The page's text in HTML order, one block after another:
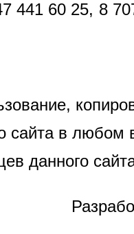
441 60 25, 8
в любом
данного